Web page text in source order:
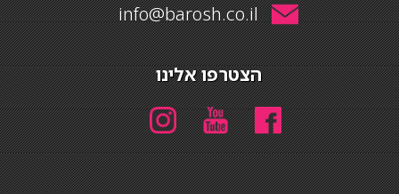
info@barosh.co.il
הצטרפו אלינו